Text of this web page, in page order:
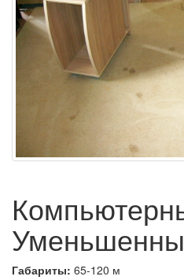
Габариты: 65-120 м